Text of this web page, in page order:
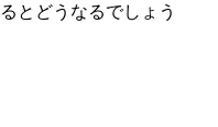
とどうなるでしょう